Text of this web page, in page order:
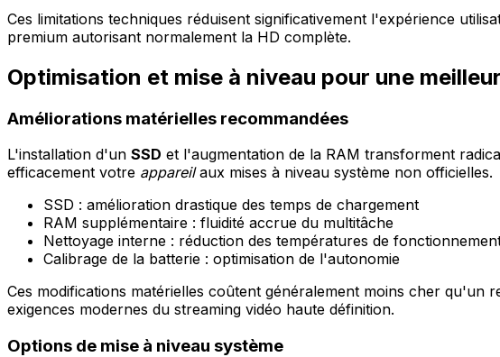
Ces limitations techniques réduisent significativement l'expérience
premium autorisant normalement la HD complète.
Optimisation et mise à niveau pour une
Améliorations matérielles recommandées
L'installation d'un SSD et l'augmentation de la RAM transforment
efficacement votre appareilaux mises à niveau système non officielles.
SSD : amélioration drastique des temps de chargement
RAM supplémentaire : fluidité accrue du multitâche
Nettoyage interne : réduction des températures de
Calibrage de la batterie : optimisation de l'autonomie
Ces modifications matérielles coûtent généralement moins cher qu'un
exigences modernes du streaming vidéo haute définition.
Options de mise à niveau système